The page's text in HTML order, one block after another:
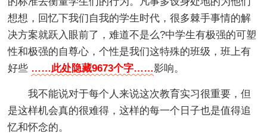
想想，回忆下我们自我的学生时代，很多棘手事情的解
决方案就跃入眼前了，难道不是么?中学生有极强的可塑
性和极强的自尊心，个性是我们这特殊的班级，班上有
好些 ……此处隐藏9673个字……影响。
我不能说对于每个人来说这次教育实习很重要，但
是这样机会真的很难得，这样的每一个日子也是值得追
忆和怀念的。